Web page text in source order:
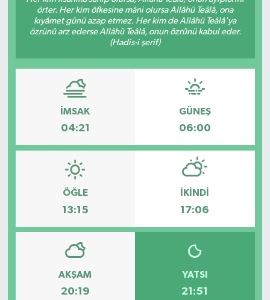
örter. Her kim öfkesine mâni olursa Allâhü Teâlâ, ona
kıyâmet günü azap etmez. Her kim de Allâhü Teâlâ'ya
özrünü arz ederse Allâhü Teâlâ, onun özrünü kabul eder.
(Hadis-i şerif)
İMSAK
04:21
GÜNEŞ
06:00
ÖĞLE
13:15
İKINDI
17:06
AKŞAM
20:19
YATSI
21:51
Siyaset
Kültür Sanat
Hasköy
Korkut
Bulanık